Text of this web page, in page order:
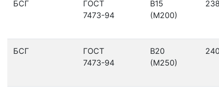
БСГ
ГОСТ
7473-94
В15
(М200)
БСГ
ГОСТ
7473-94
В20
(М250)